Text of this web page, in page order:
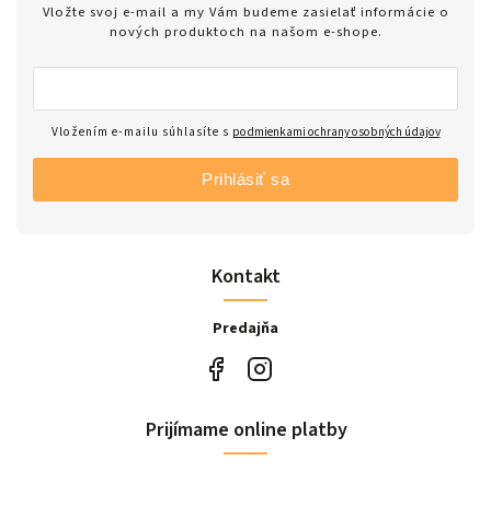
Kontakt
Predajňa
Vložte svoj e-mail a my Vám budeme zasielať informácie o
nových produktoch na našom e-shope.
Vložením e-mailu súhlasíte s podmienkami ochrany osobných údajov
Prihlásiť sa
Prijímame online platby